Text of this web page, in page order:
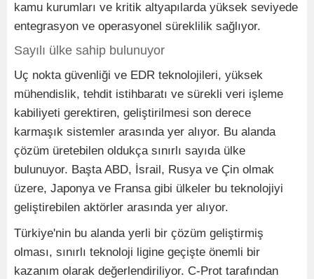
kamu kurumları ve kritik altyapılarda yüksek seviyede
entegrasyon ve operasyonel süreklilik sağlıyor.
Sayılı ülke sahip bulunuyor
Uç nokta güvenliği ve EDR teknolojileri, yüksek
mühendislik, tehdit istihbaratı ve sürekli veri işleme
kabiliyeti gerektiren, geliştirilmesi son derece
karmaşık sistemler arasında yer alıyor. Bu alanda
çözüm üretebilen oldukça sınırlı sayıda ülke
bulunuyor. Başta ABD, İsrail, Rusya ve Çin olmak
üzere, Japonya ve Fransa gibi ülkeler bu teknolojiyi
geliştirebilen aktörler arasında yer alıyor.
Türkiye'nin bu alanda yerli bir çözüm geliştirmiş
olması, sınırlı teknoloji ligine geçişte önemli bir
kazanım olarak değerlendiriliyor. C-Prot tarafından